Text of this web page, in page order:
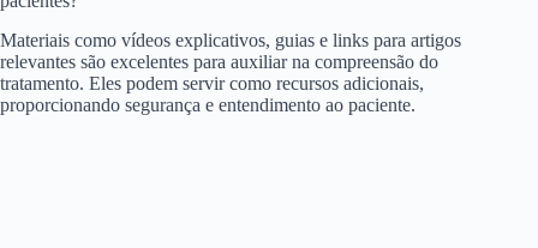
Materiais como vídeos explicativos, guias e links para artigos
relevantes são excelentes para auxiliar na compreensão do
tratamento. Eles podem servir como recursos adicionais,
proporcionando segurança e entendimento ao paciente.